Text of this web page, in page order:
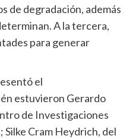
de degradación, además
A la tercera,
para generar
el
estuvieron Gerardo
de Investigaciones
Cram Heydrich, del